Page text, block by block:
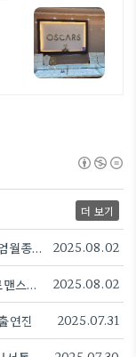
더 보기
중드 범인수선전 7,8화 리뷰 - 초라한 황풍곡과 엄월종 천월신주? 2025.08.02
중드 절요 방영소식과 OTT – 여성 시점 무협 로맨스의 매력 정리 2025.08.02
연진 2025.07.31